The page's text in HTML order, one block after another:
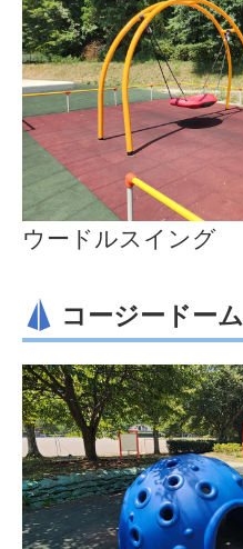
ウードルスイング
コージードーム